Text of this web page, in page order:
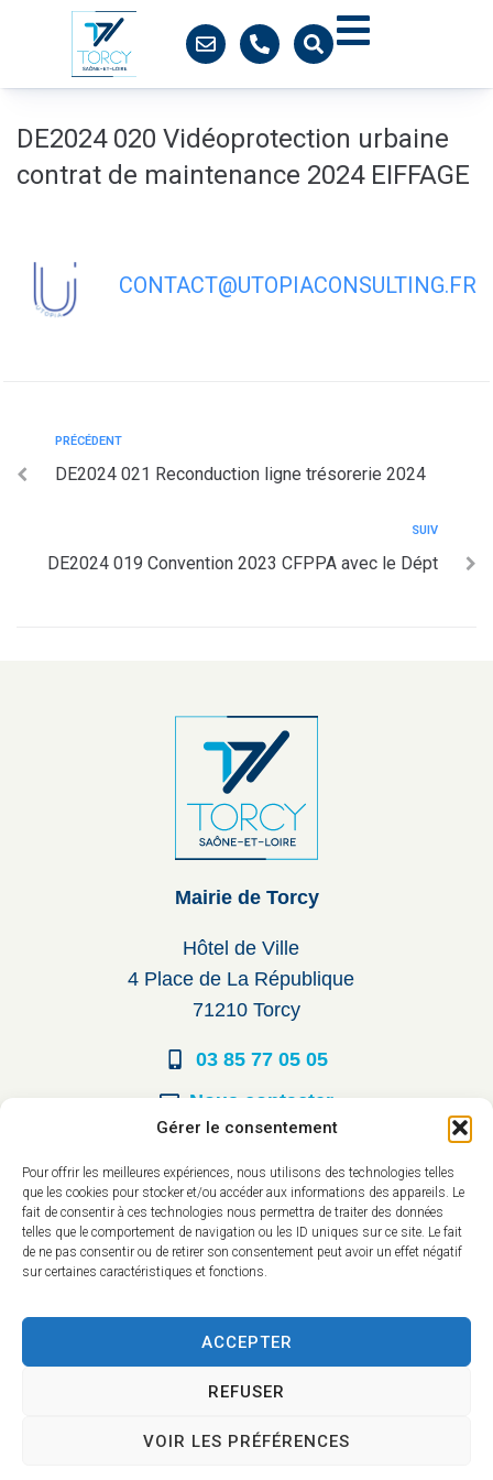
Gérer le consentement
Pour offrir les meilleures expériences, nous utilisons des technologies telles
que les cookies pour stocker et/ou accéder aux informations des appareils. Le
fait de consentir à ces technologies nous permettra de traiter des données
telles que le comportement de navigation ou les ID uniques sur ce site. Le fait
de ne pas consentir ou de retirer son consentement peut avoir un effet négatif
sur certaines caractéristiques et fonctions.
ACCEPTER
REFUSER
VOIR LES PRÉFÉRENCES
DE2024 020 Vidéoprotection urbaine
contrat de maintenance 2024 EIFFAGE
CONTACT@UTOPIACONSULTING.FR
PRÉCÉDENT
DE2024 021 Reconduction ligne trésorerie 2024
SUIV
DE2024 019 Convention 2023 CFPPA avec le Dépt
Mairie de Torcy
Hôtel de Ville
4 Place de La République
71210 Torcy
03 85 77 05 05
Nous contacter
Du lundi au vendredi :
8h30 à 12h00